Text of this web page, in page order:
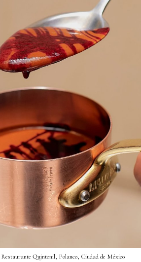
Restaurante Quintonil, Polanco, Ciudad de México